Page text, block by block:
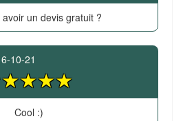
un devis gratuit ?
10-21
Cool :)